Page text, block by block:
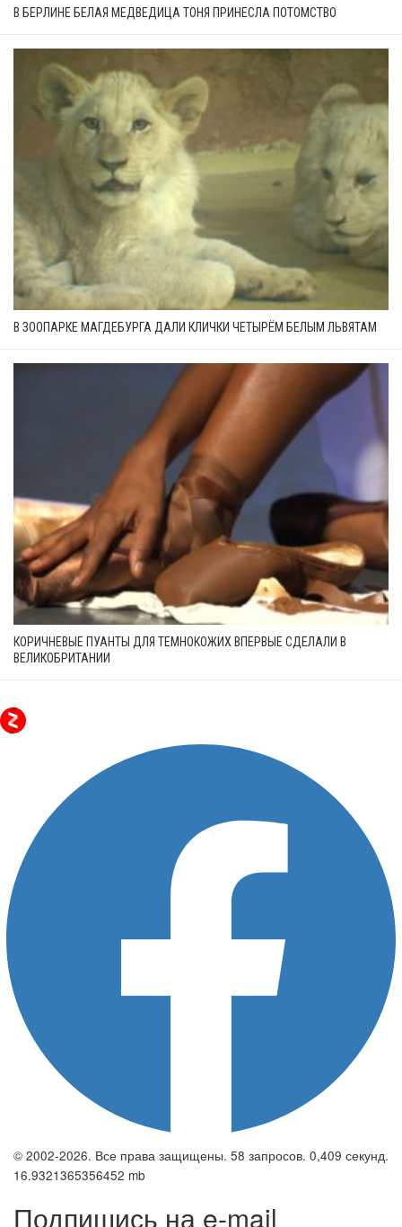
В БЕРЛИНЕ БЕЛАЯ МЕДВЕДИЦА ТОНЯ ПРИНЕСЛА ПОТОМСТВО
В ЗООПАРКЕ МАГДЕБУРГА ДАЛИ КЛИЧКИ ЧЕТЫРЁМ БЕЛЫМ ЛЬВЯТАМ
КОРИЧНЕВЫЕ ПУАНТЫ ДЛЯ ТЕМНОКОЖИХ ВПЕРВЫЕ СДЕЛАЛИ В
ВЕЛИКОБРИТАНИИ
© 2002-2026. Все права защищены. 58 запросов. 0,409 секунд.
16.9321365356452 mb
Подпишись на e-mail